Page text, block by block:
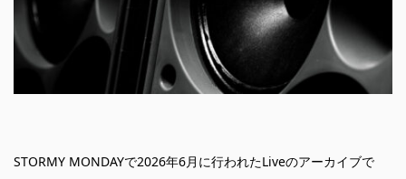
STORMY MONDAYで2026年6月に行われたLiveのアーカイブで